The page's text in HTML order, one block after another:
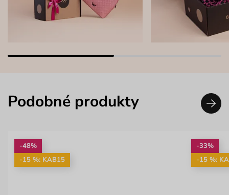
Podobné produkty
-48%
-15 %: KAB15
-33%
-15 %: